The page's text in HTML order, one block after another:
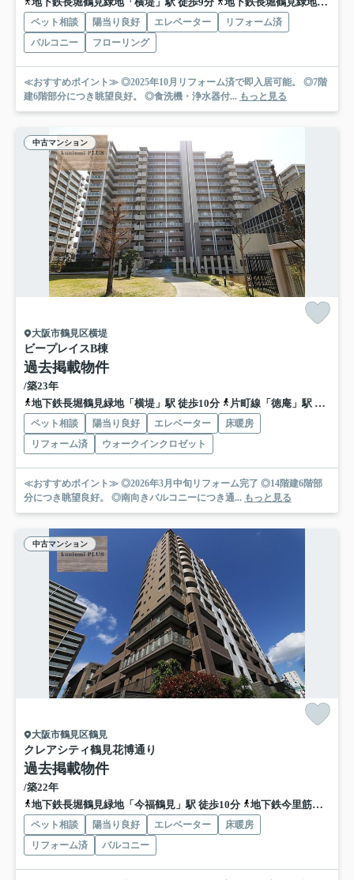
ペット相談 陽当り良好 エレベーター
リフォーム済
バルコニー
フローリング
≪おすすめポイント≫ ◎2025年10月リフォーム済で即入居可能。 ◎7階
建6階部分につき眺望良好。 ◎食洗機・浄水器付... もっと見る
中古マンション
大阪市鶴見区横堤
ビープレイスB棟
過去掲載物件
/築23年
地下鉄長堀鶴見緑地「横堤」駅 徒歩10分
片町線「徳庵」駅 徒歩15分
ペット相談 陽当り良好 エレベーター
床暖房
リフォーム済
ウォークインクロゼット
≪おすすめポイント≫ ◎2026年3月中旬リフォーム完了 ◎14階建6階部
分につき眺望良好。 ◎南向きバルコニーにつき通... もっと見る
中古マンション
大阪市鶴見区鶴見
クレアシティ鶴見花博通り
過去掲載物件
/築22年
地下鉄長堀鶴見緑地「今福鶴見」駅 徒歩10分
地下鉄今里筋線「新森古市」駅 徒歩15分
ペット相談 陽当り良好 エレベーター
床暖房
リフォーム済
バルコニー